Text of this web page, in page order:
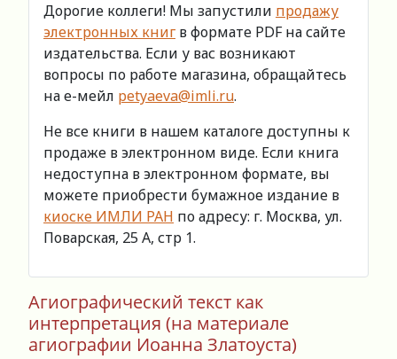
Дорогие коллеги! Мы запустили продажу
электронных книг в формате PDF на сайте
издательства. Если у вас возникают
вопросы по работе магазина, обращайтесь
на е-мейл petyaeva@imli.ru.
Не все книги в нашем каталоге доступны к
продаже в электронном виде. Если книга
недоступна в электронном формате, вы
можете приобрести бумажное издание в
киоске ИМЛИ РАН по адресу: г. Москва, ул.
Поварская, 25 А, стр 1.
Агиографический текст как
интерпретация (на материале
агиографии Иоанна Златоуста)